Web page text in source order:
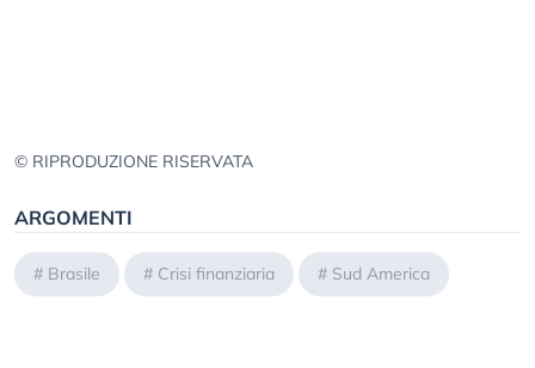
© RIPRODUZIONE RISERVATA
ARGOMENTI
# Brasile # Crisi finanziaria # Sud America